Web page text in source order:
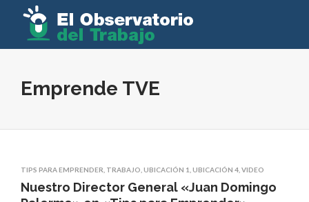
Emprende TVE
TIPS PARA EMPRENDER TRABAJO UBICACIÓN 1 UBICACIÓN 4 VIDEO
Nuestro Director General «Juan Domingo